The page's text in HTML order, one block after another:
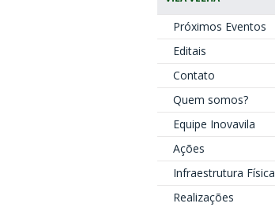
Próximos Eventos
Editais
Contato
Quem somos?
Equipe Inovavila
Ações
Infraestrutura Física
Realizações